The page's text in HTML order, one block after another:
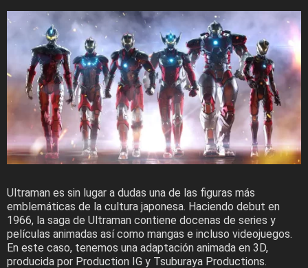
Ultraman es sin lugar a dudas una de las figuras más
emblemáticas de la cultura japonesa. Haciendo debut en
1966, la saga de Ultraman contiene docenas de series y
películas animadas así como mangas e incluso videojuegos.
En este caso, tenemos una adaptación animada en 3D,
producida por Production IG y Tsuburaya Productions.